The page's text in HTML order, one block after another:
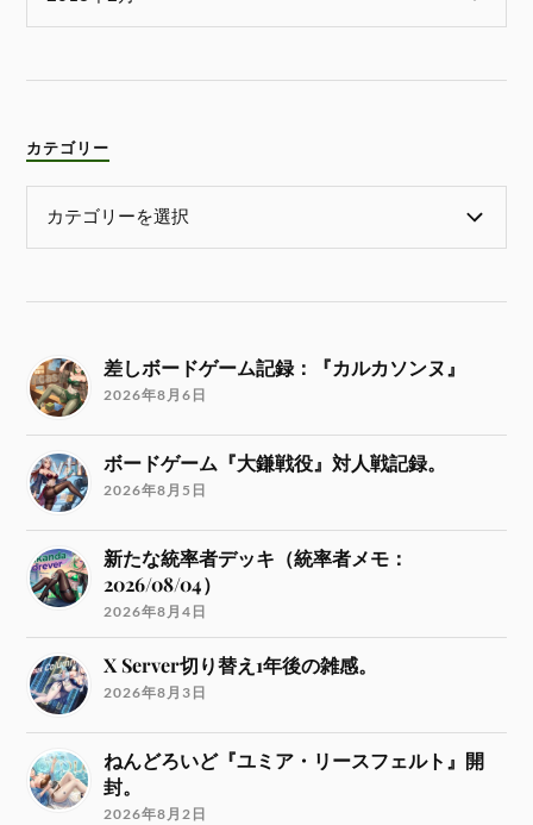
カテゴリー
差しボードゲーム記録：『カルカソンヌ』
2026年8月6日
ボードゲーム『大鎌戦役』対人戦記録。
2026年8月5日
新たな統率者デッキ（統率者メモ：
2026/08/04）
2026年8月4日
X Server切り替え1年後の雑感。
2026年8月3日
ねんどろいど『ユミア・リースフェルト』開
封。
2026年8月2日